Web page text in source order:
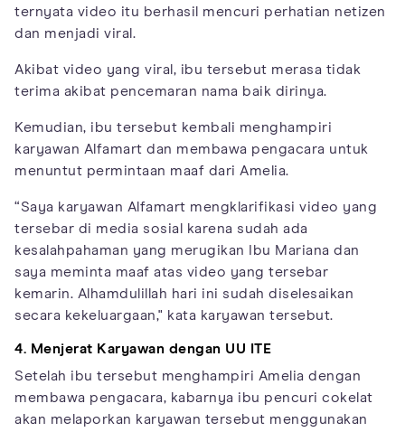
ternyata video itu berhasil mencuri perhatian netizen
dan menjadi viral.
Akibat video yang viral, ibu tersebut merasa tidak
terima akibat pencemaran nama baik dirinya.
Kemudian, ibu tersebut kembali menghampiri
karyawan Alfamart dan membawa pengacara untuk
menuntut permintaan maaf dari Amelia.
“Saya karyawan Alfamart mengklarifikasi video yang
tersebar di media sosial karena sudah ada
kesalahpahaman yang merugikan Ibu Mariana dan
saya meminta maaf atas video yang tersebar
kemarin. Alhamdulillah hari ini sudah diselesaikan
secara kekeluargaan," kata karyawan tersebut.
4. Menjerat Karyawan dengan UU ITE
Setelah ibu tersebut menghampiri Amelia dengan
membawa pengacara, kabarnya ibu pencuri cokelat
akan melaporkan karyawan tersebut menggunakan